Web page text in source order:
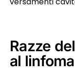
Razze
al linfoma